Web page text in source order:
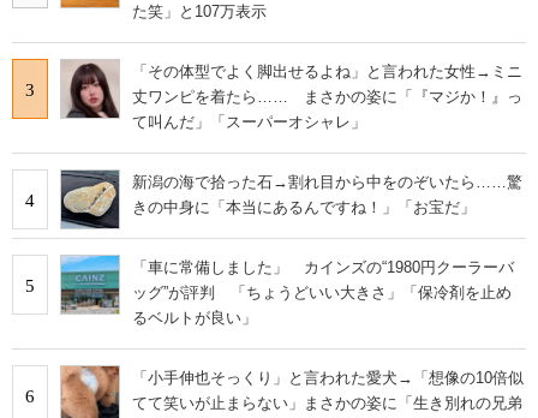
た笑」と107万表示
3
「その体型でよく脚出せるよね」と言われた女性→ミニ
丈ワンピを着たら…… まさかの姿に「『マジか！』っ
て叫んだ」「スーパーオシャレ」
4
新潟の海で拾った石→割れ目から中をのぞいたら……驚
きの中身に「本当にあるんですね！」「お宝だ」
5
「車に常備しました」 カインズの“1980円クーラーバ
ッグ”が評判 「ちょうどいい大きさ」「保冷剤を止め
るベルトが良い」
6
「小手伸也そっくり」と言われた愛犬→「想像の10倍似
てて笑いが止まらない」まさかの姿に「生き別れの兄弟